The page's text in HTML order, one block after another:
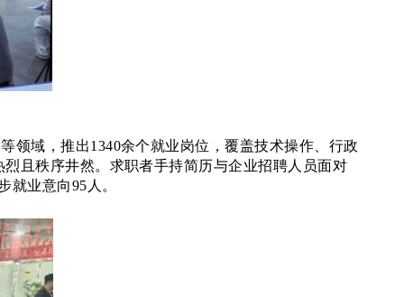
领域，推出1340余个就业岗位，覆盖技术操作、行政
且秩序井然。求职者手持简历与企业招聘人员面对
业意向95人。